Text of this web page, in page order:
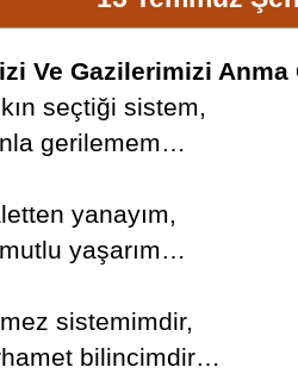
Ve Gazilerimizi Anma
seçtiği sistem,
gerilemem…
yanayım,
yaşarım…
sistemimdir,
bilincimdir…